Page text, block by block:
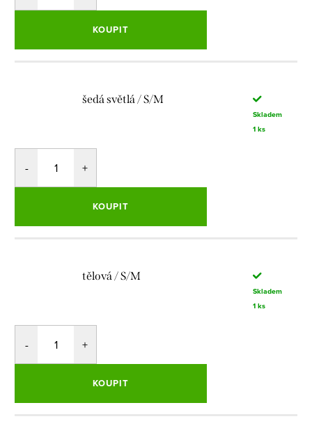
KOUPIT
šedá světlá / S/M
Skladem
1 ks
KOUPIT
tělová / S/M
Skladem
1 ks
KOUPIT